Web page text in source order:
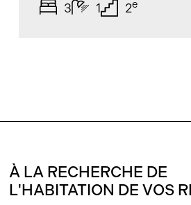
3 1 2e
À LA RECHERCHE DE
L'HABITATION DE VOS